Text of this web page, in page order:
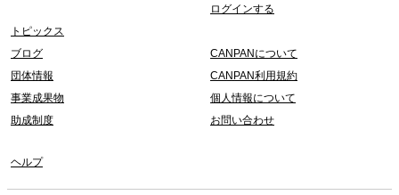
ログインする
トピックス
ブログ
団体情報
事業成果物
助成制度
CANPANについて
CANPAN利用規約
個人情報について
お問い合わせ
ヘルプ